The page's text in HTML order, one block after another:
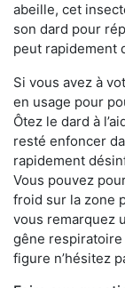
abeille, cet
son dard pour
peut rapidement
Si vous avez à
en usage pour
Ôtez le dard à
resté enfoncer
rapidement
Vous pouvez
froid sur la zone
vous remarquez
gêne respiratoire
figure n’hésitez